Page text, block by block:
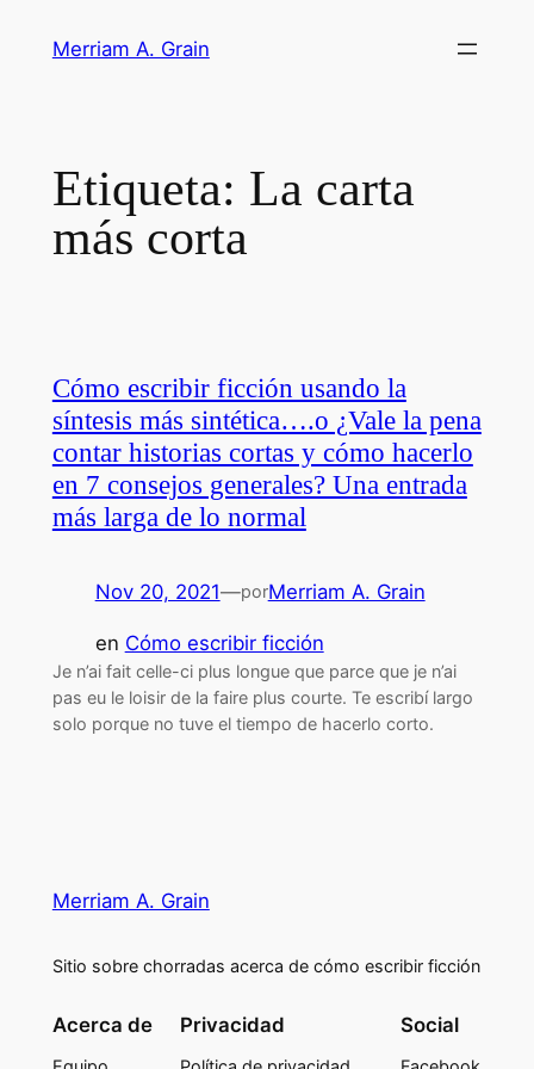
Merriam A. Grain
Etiqueta: La carta
más corta
Cómo escribir ficción usando la
síntesis más sintética….o ¿Vale la pena
contar historias cortas y cómo hacerlo
en 7 consejos generales? Una entrada
más larga de lo normal
Nov 20, 2021—porMerriam A. Grain
en Cómo escribir ficción
Je n’ai fait celle-ci plus longue que parce que je n’ai
pas eu le loisir de la faire plus courte. Te escribí largo
solo porque no tuve el tiempo de hacerlo corto.
Merriam A. Grain
Sitio sobre chorradas acerca de cómo escribir ficción
Acerca de Privacidad Social